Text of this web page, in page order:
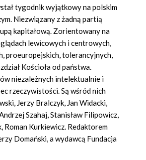
tygodnik wyjątkowy na polskim
Niezwiązany z żadną partią
kapitałową. Zorientowany na
lewicowych i centrowych,
proeuropejskich, tolerancyjnych,
Kościoła od państwa.
niezależnych intelektualnie i
rzeczywistości. Są wśród nich
Jerzy Bralczyk, Jan Widacki,
Szahaj, Stanisław Filipowicz,
Roman Kurkiewicz. Redaktorem
Domański, a wydawcą Fundacja